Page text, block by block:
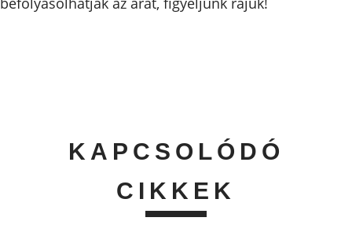
KAPCSOLÓDÓ
CIKKEK